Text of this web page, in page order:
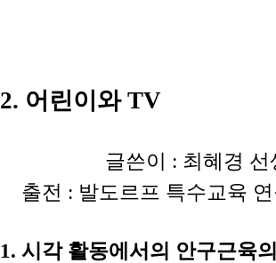
2. 어린이와 TV
글쓴이 : 최혜경
출전 : 발도르프 특수교육
1. 시각 활동에서의 안구근육